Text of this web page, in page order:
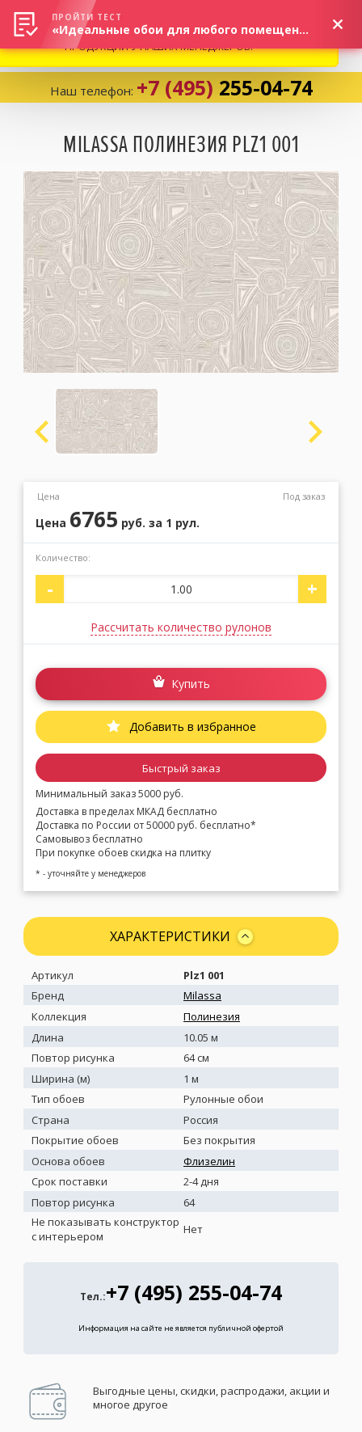
Корзина:0
Избранное:0 товаров
Каталог
Компания
Личный кабинет
Москва (сменить город)
Заказать обратный звонок
Наш телефон: +7 (495) 255-04-74
MILASSA ПОЛИНЕЗИЯ PLZ1 001
Цена Под заказ
Цена 6765 руб. за 1 рул.
Количество:
- +
Рассчитать количество рулонов
Купить
Добавить в избранное
Быстрый заказ
Минимальный заказ 5000 руб.
Доставка в пределах МКАД бесплатно
Доставка по России от 50000 руб. бесплатно*
Самовывоз бесплатно
При покупке обоев скидка на плитку
* - уточняйте у менеджеров
ХАРАКТЕРИСТИКИ
Артикул
Plz1 001
Бренд
Milassa
Коллекция
Полинезия
Длина
10.05 м
Повтор рисунка
64 см
Ширина (м)
1 м
Тип обоев
Рулонные обои
Страна
Россия
Покрытие обоев
Без покрытия
Основа обоев
Флизелин
Срок поставки
2-4 дня
Повтор рисунка
64
Не показывать конструктор
с интерьером
Нет
Тел.:+7 (495) 255-04-74
Информация на сайте не является публичной офертой
Выгодные цены, скидки, распродажи, акции и
многое другое
ВНИМАНИЕ! В СВЯЗИ С СИТУАЦИЕЙ НА РЫНКЕ, ПРОСИМ
УТОЧНЯТЬ АКТУАЛЬНУЮ СТОИМОСТЬ И НАЛИЧИЕ
ПРОДУКЦИИ У НАШИХ МЕНЕДЖЕРОВ.
ПРОЙТИ ТЕСТ
«Идеальные обои для любого помещения!»